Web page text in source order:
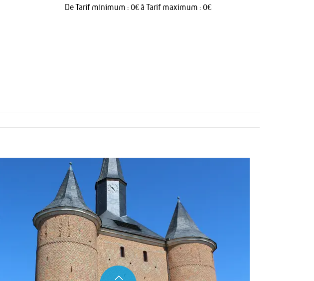
De Tarif minimum : 0€ à Tarif maximum : 0€